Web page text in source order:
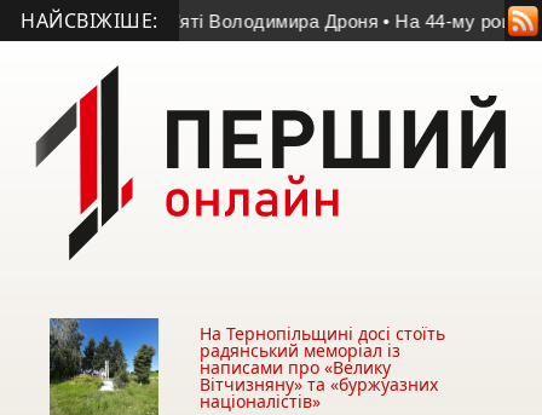
НАЙСВІЖІШЕ:
у матчі пам’яті Володимира Дроня • На 44-му році життя
На Тернопільщині досі стоїть
радянський меморіал із
написами про «Велику
Вітчизняну» та «буржуазних
націоналістів»